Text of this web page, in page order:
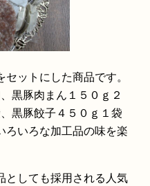
ットにした商品です。
黒豚肉まん１５０ｇ２
黒豚餃子４５０ｇ１袋
ろいろな加工品の味を楽
しても採用される人気